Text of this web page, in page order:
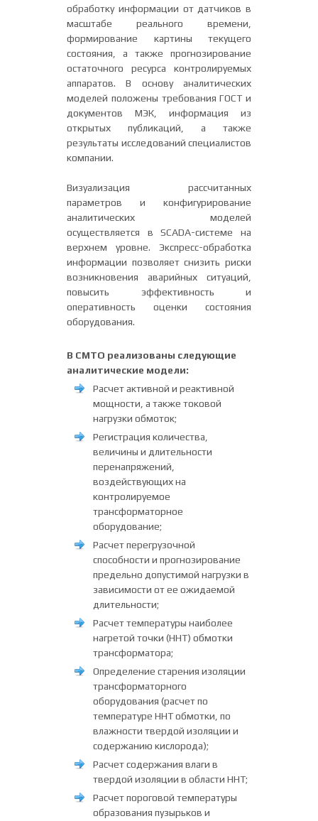
обработку информации от датчиков в
масштабе реального времени,
формирование картины текущего
состояния, а также прогнозирование
остаточного ресурса контролируемых
аппаратов. В основу аналитических
моделей положены требования ГОСТ и
документов МЭК, информация из
открытых публикаций, а также
результаты исследований специалистов
компании.
Визуализация рассчитанных
параметров и конфигурирование
аналитических моделей
осуществляется в SCADA-системе на
верхнем уровне. Экспресс-обработка
информации позволяет снизить риски
возникновения аварийных ситуаций,
повысить эффективность и
оперативность оценки состояния
оборудования.
В СМТО реализованы следующие
аналитические модели:
Расчет активной и реактивной
мощности, а также токовой
нагрузки обмоток;
Регистрация количества,
величины и длительности
перенапряжений,
воздействующих на
контролируемое
трансформаторное
оборудование;
Расчет перегрузочной
способности и прогнозирование
предельно допустимой нагрузки в
зависимости от ее ожидаемой
длительности;
Расчет температуры наиболее
нагретой точки (ННТ) обмотки
трансформатора;
Определение старения изоляции
трансформаторного
оборудования (расчет по
температуре ННТ обмотки, по
влажности твердой изоляции и
содержанию кислорода);
Расчет содержания влаги в
твердой изоляции в области ННТ;
Расчет пороговой температуры
образования пузырьков и